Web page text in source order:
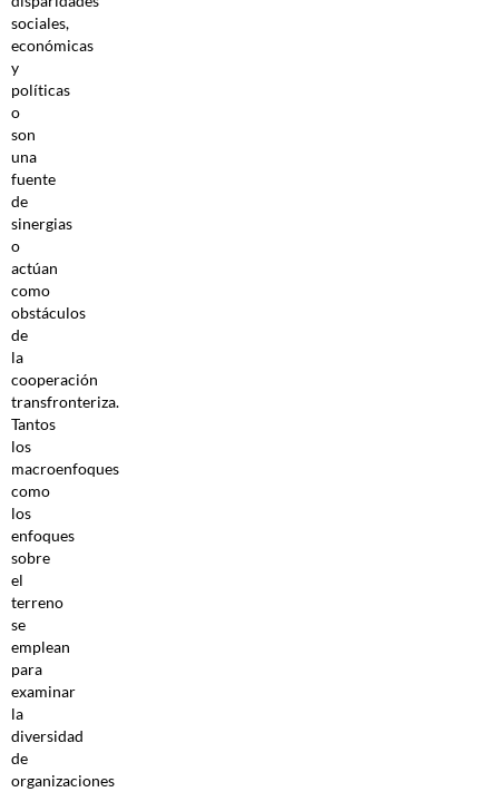
sociales,
económicas
y
políticas
o
son
una
fuente
de
sinergias
o
actúan
como
obstáculos
de
la
cooperación
transfronteriza.
Tantos
los
macroenfoques
como
los
enfoques
sobre
el
terreno
se
emplean
para
examinar
la
diversidad
de
organizaciones